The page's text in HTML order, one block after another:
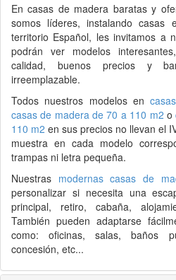
Encasas de madera baratas y
somos líderes, instalando casas
territorio Español, les invitamos a
podrán ver modelos
calidad, buenos precios y
irreemplazable.
Todos nuestros modelos en
casas de madera de 70 a 110 m2 o
110 m2 en sus precios no llevan el
muestra en cada modelo
trampas ni letra pequeña.
Nuestras modernas casas de
personalizar si necesita una
principal, retiro, cabaña,
También pueden adaptarse
como: oficinas, salas, baños
concesión, etc...